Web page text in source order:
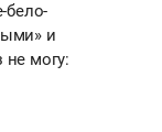
бело-
и
не могу: